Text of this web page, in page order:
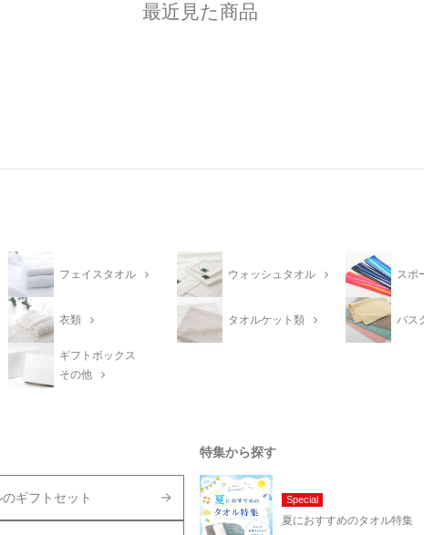
最近見た商品
フェイスタオル ウォッシュタオル スポ
衣類 タオルケット類 バス
ギフトボックス
その他
ギフトセット
特集から探す
Special
夏におすすめのタオル特集